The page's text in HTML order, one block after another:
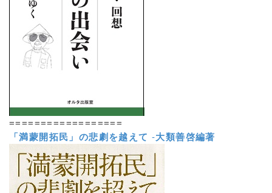
==================
「満蒙開拓民」の悲劇を越えて -大類善啓編著